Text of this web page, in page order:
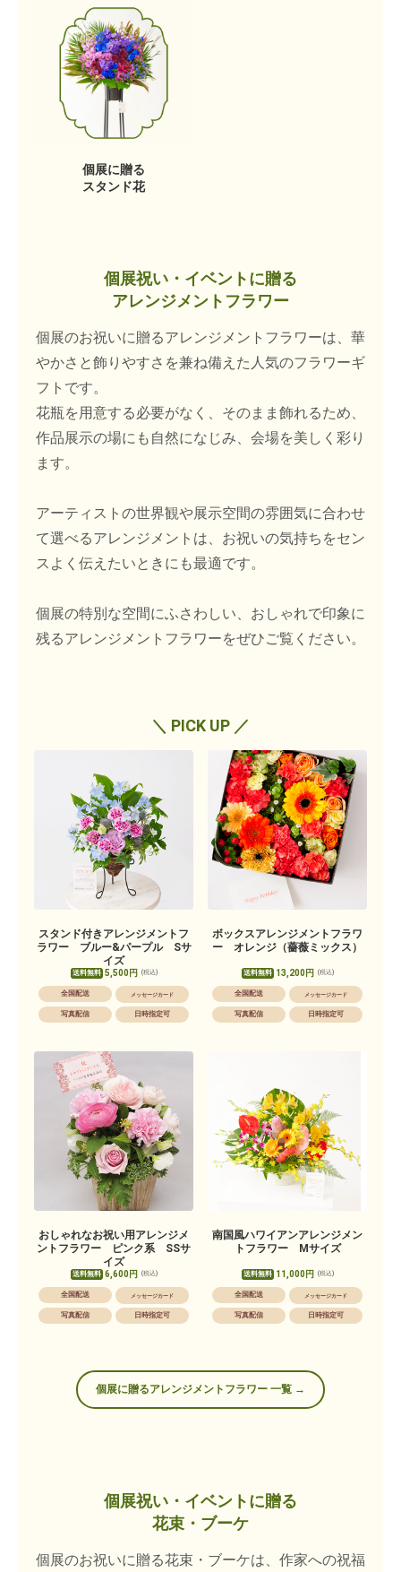
個展に贈る
スタンド花
個展祝い・イベントに贈る
アレンジメントフラワー
個展のお祝いに贈るアレンジメントフラワーは、華
やかさと飾りやすさを兼ね備えた人気のフラワーギ
フトです。
花瓶を用意する必要がなく、そのまま飾れるため、
作品展示の場にも自然になじみ、会場を美しく彩り
ます。
アーティストの世界観や展示空間の雰囲気に合わせ
て選べるアレンジメントは、お祝いの気持ちをセン
スよく伝えたいときにも最適です。
個展の特別な空間にふさわしい、おしゃれで印象に
残るアレンジメントフラワーをぜひご覧ください。
＼ PICK UP ／
スタンド付きアレンジメントフ
ラワー ブルー&パープル Sサ
イズ
送料無料 5,500円 (税込)
全国配送 メッセージカード
写真配信 日時指定可
ボックスアレンジメントフラワ
ー オレンジ（薔薇ミックス）
送料無料 13,200円 (税込)
全国配送 メッセージカード
写真配信 日時指定可
おしゃれなお祝い用アレンジメ
ントフラワー ピンク系 SSサ
イズ
送料無料 6,600円 (税込)
全国配送 メッセージカード
写真配信 日時指定可
南国風ハワイアンアレンジメン
トフラワー Mサイズ
送料無料 11,000円 (税込)
全国配送 メッセージカード
写真配信 日時指定可
個展に贈るアレンジメントフラワー 一覧 →
個展祝い・イベントに贈る
花束・ブーケ
個展のお祝いに贈る花束・ブーケは、作家への祝福